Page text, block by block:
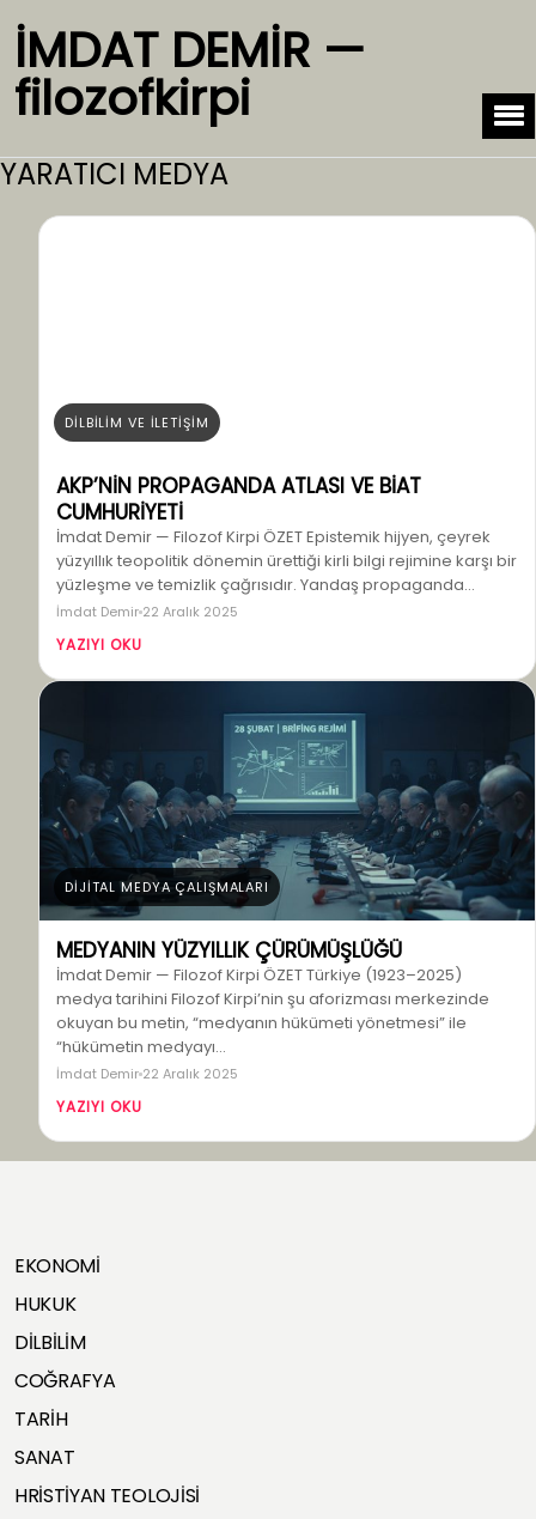
İMDAT DEMİR —
filozofkirpi
YARATICI MEDYA
DİLBİLİM VE İLETİŞİM
AKP’NİN PROPAGANDA ATLASI VE BİAT
CUMHURİYETİ
İmdat Demir — Filozof Kirpi ÖZET Epistemik hijyen, çeyrek
yüzyıllık teopolitik dönemin ürettiği kirli bilgi rejimine karşı bir
yüzleşme ve temizlik çağrısıdır. Yandaş propaganda…
İmdat Demir 22 Aralık 2025
YAZIYI OKU
DİJİTAL MEDYA ÇALIŞMALARI
MEDYANIN YÜZYILLIK ÇÜRÜMÜŞLÜĞÜ
İmdat Demir — Filozof Kirpi ÖZET Türkiye (1923–2025)
medya tarihini Filozof Kirpi’nin şu aforizması merkezinde
okuyan bu metin, “medyanın hükümeti yönetmesi” ile
“hükümetin medyayı…
İmdat Demir 22 Aralık 2025
YAZIYI OKU
EKONOMİ
HUKUK
DİLBİLİM
COĞRAFYA
TARİH
SANAT
HRİSTİYAN TEOLOJİSİ